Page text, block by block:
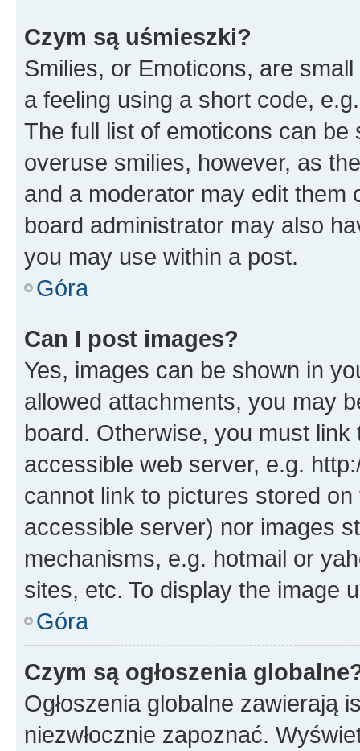
Czym są uśmieszki?
Smilies, or Emoticons, are
a feeling using a short code,
The full list of emoticons can
overuse smilies, however, as
and a moderator may edit them
board administrator may also
you may use within a post.
Góra
Can I post images?
Yes, images can be shown in
allowed attachments, you may
board. Otherwise, you must
accessible web server, e.g.
cannot link to pictures stored
accessible server) nor images
mechanisms, e.g. hotmail or
sites, etc. To display the image
Góra
Czym są ogłoszenia
Ogłoszenia globalne zawierają
niezwłocznie zapoznać.